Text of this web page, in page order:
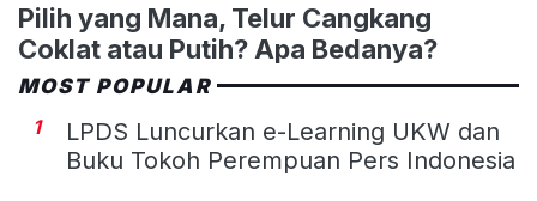
Pilih yang Mana, Telur Cangkang
Coklat atau Putih? Apa Bedanya?
MOST POPULAR
1
LPDS Luncurkan e-Learning UKW dan
Buku Tokoh Perempuan Pers Indonesia